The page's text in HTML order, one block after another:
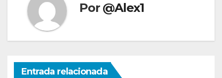
Por @Alex1
Entrada relacionada